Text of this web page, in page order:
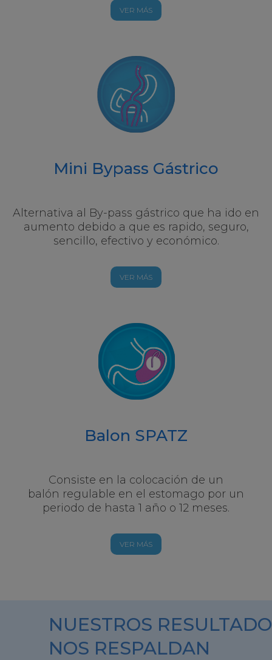
VER MÁS
Mini Bypass Gástrico
Alternativa al By-pass gástrico que ha ido en
aumento debido a que es rapido, seguro,
sencillo, efectivo y económico.
VER MÁS
Balon SPATZ
Consiste en la colocación de un
balón regulable en el estomago por un
periodo de hasta 1 año o 12 meses.
VER MÁS
NUESTROS
NOS RESPALDAN